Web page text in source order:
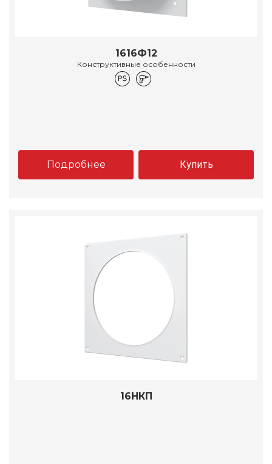
1616Ф12
Конструктивные особенности
Подробнее Купить
16НКП